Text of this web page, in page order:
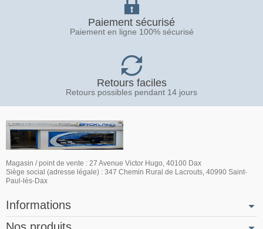
Paiement sécurisé
Paiement en ligne 100% sécurisé
Retours faciles
Retours possibles pendant 14 jours
Magasin / point de vente : 27 Avenue Victor Hugo, 40100 Dax
Siège social (adresse légale) : 347 Chemin Rural de Lacrouts, 40990 Saint-
Paul-lès-Dax
Informations